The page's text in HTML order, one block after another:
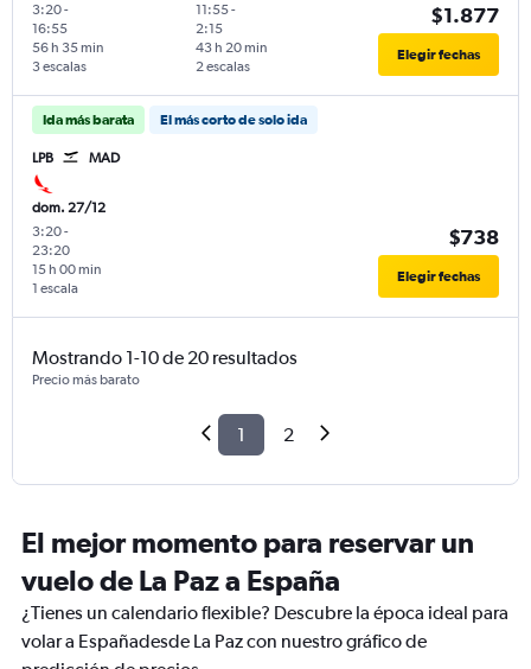
3:20-
16:55
3 escalas
56 h 35 min
11:55-
2:15
2 escalas
43 h 20 min
$1.877
Elegir fechas
Ida más barata El más corto de solo ida
LPB MAD
dom. 27/12
3:20-
23:20
1 escala
15 h 00 min
$738
Elegir fechas
Mostrando 1-10 de 20 resultados
Precio más barato
1 2
El mejor momento para reservar un
vuelo de La Paz a España
¿Tienes un calendario flexible? Descubre la época ideal para
volar a Españadesde La Paz con nuestro gráfico de